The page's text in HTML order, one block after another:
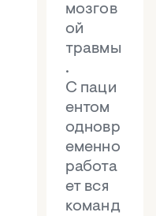
мозгов
ой
травмы
.
С паци
ентом
одновр
еменно
работа
ет вся
команд